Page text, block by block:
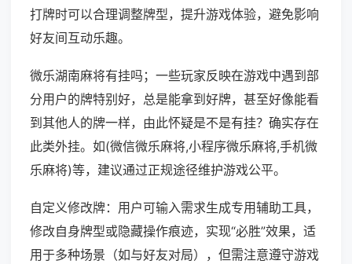
打牌时可以合理调整牌型，提升游戏体验，避免影响
好友间互动乐趣。
微乐湖南麻将有挂吗；一些玩家反映在游戏中遇到部
分用户的牌特别好，总是能拿到好牌，甚至好像能看
到其他人的牌一样，由此怀疑是不是有挂？确实存在
此类外挂。如(微信微乐麻将,小程序微乐麻将,手机微
乐麻将)等，建议通过正规途径维护游戏公平。
自定义修改牌：用户可输入需求生成专用辅助工具，
修改自身牌型或隐藏操作痕迹，实现“必胜”效果，适
用于多种场景（如与好友对局），但需注意遵守游戏